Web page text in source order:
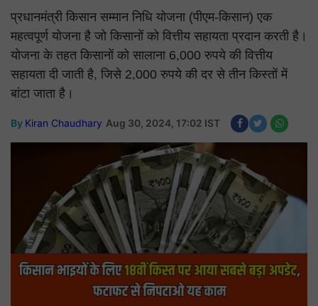
प्रधानमंत्री किसान सम्मान निधि योजना (पीएम-किसान) एक
महत्वपूर्ण योजना है जो किसानों को वित्तीय सहायता प्रदान करती है।
योजना के तहत किसानों को सालाना 6,000 रुपये की वित्तीय
सहायता दी जाती है, जिसे 2,000 रुपये की दर से तीन किस्तों में
बांटा जाता है।
By Kiran Chaudhary Aug 30, 2024, 17:02 IST